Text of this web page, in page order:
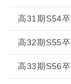
高31期S54卒
高32期S55卒
高33期S56卒